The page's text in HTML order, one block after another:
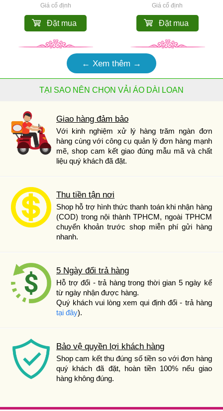
Giá cố định
Đặt mua
Giá cố định
Đặt mua
← Xem thêm →
TẠI SAO NÊN CHỌN VẢI ÁO DÀI LOAN
Giao hàng đảm bảo
Với kinh nghiệm xử lý hàng trăm ngàn đơn
hàng cùng với công cụ quản lý đơn hàng mạnh
mẽ, shop cam kết giao đúng mẫu mã và chất
liệu quý khách đã đặt.
Thu tiền tận nơi
Shop hỗ trợ hình thức thanh toán khi nhận hàng
(COD) trong nội thành TPHCM, ngoài TPHCM
chuyển khoản trước shop miễn phí gửi hàng
nhanh.
5 Ngày đổi trả hàng
Hỗ trợ đổi - trả hàng trong thời gian 5 ngày kể
từ ngày nhận được hàng.
Quý khách vui lòng xem qui định đổi - trả hàng
tại đây).
Bảo vệ quyền lợi khách hàng
Shop cam kết thu đúng số tiền so với đơn hàng
quý khách đã đặt, hoàn tiền 100% nếu giao
hàng không đúng.